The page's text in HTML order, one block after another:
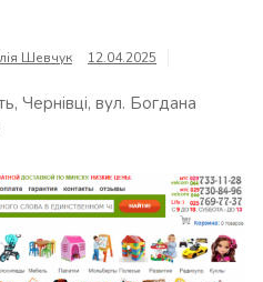
Шевчук
12.04.2025
Чернівці, вул. Богдана